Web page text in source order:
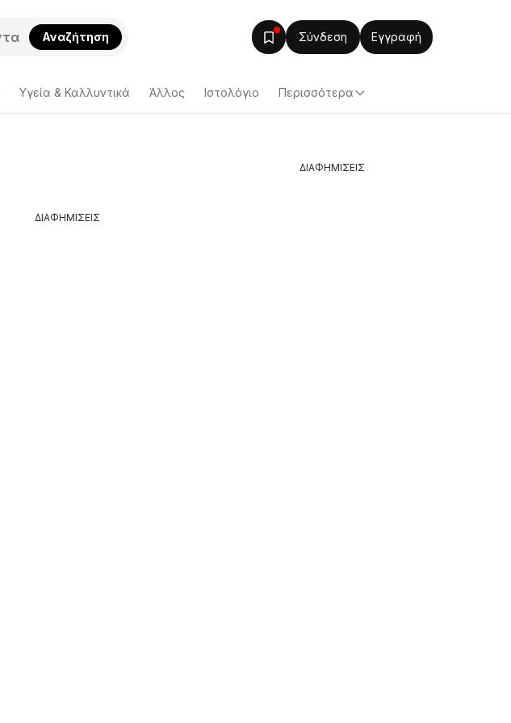
Αναζήτηση Σύνδεση Εγγραφή
Υγεία & Καλλυντικά Άλλος Ιστολόγιο Περισσότερα
ΔΙΑΦΗΜΙΣΕΙΣ
ΔΙΑΦΗΜΙΣΕΙΣ